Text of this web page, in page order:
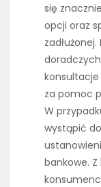
się
opcji oraz
doradczych
za pomoc
W
wystąpić
bankowe. Z